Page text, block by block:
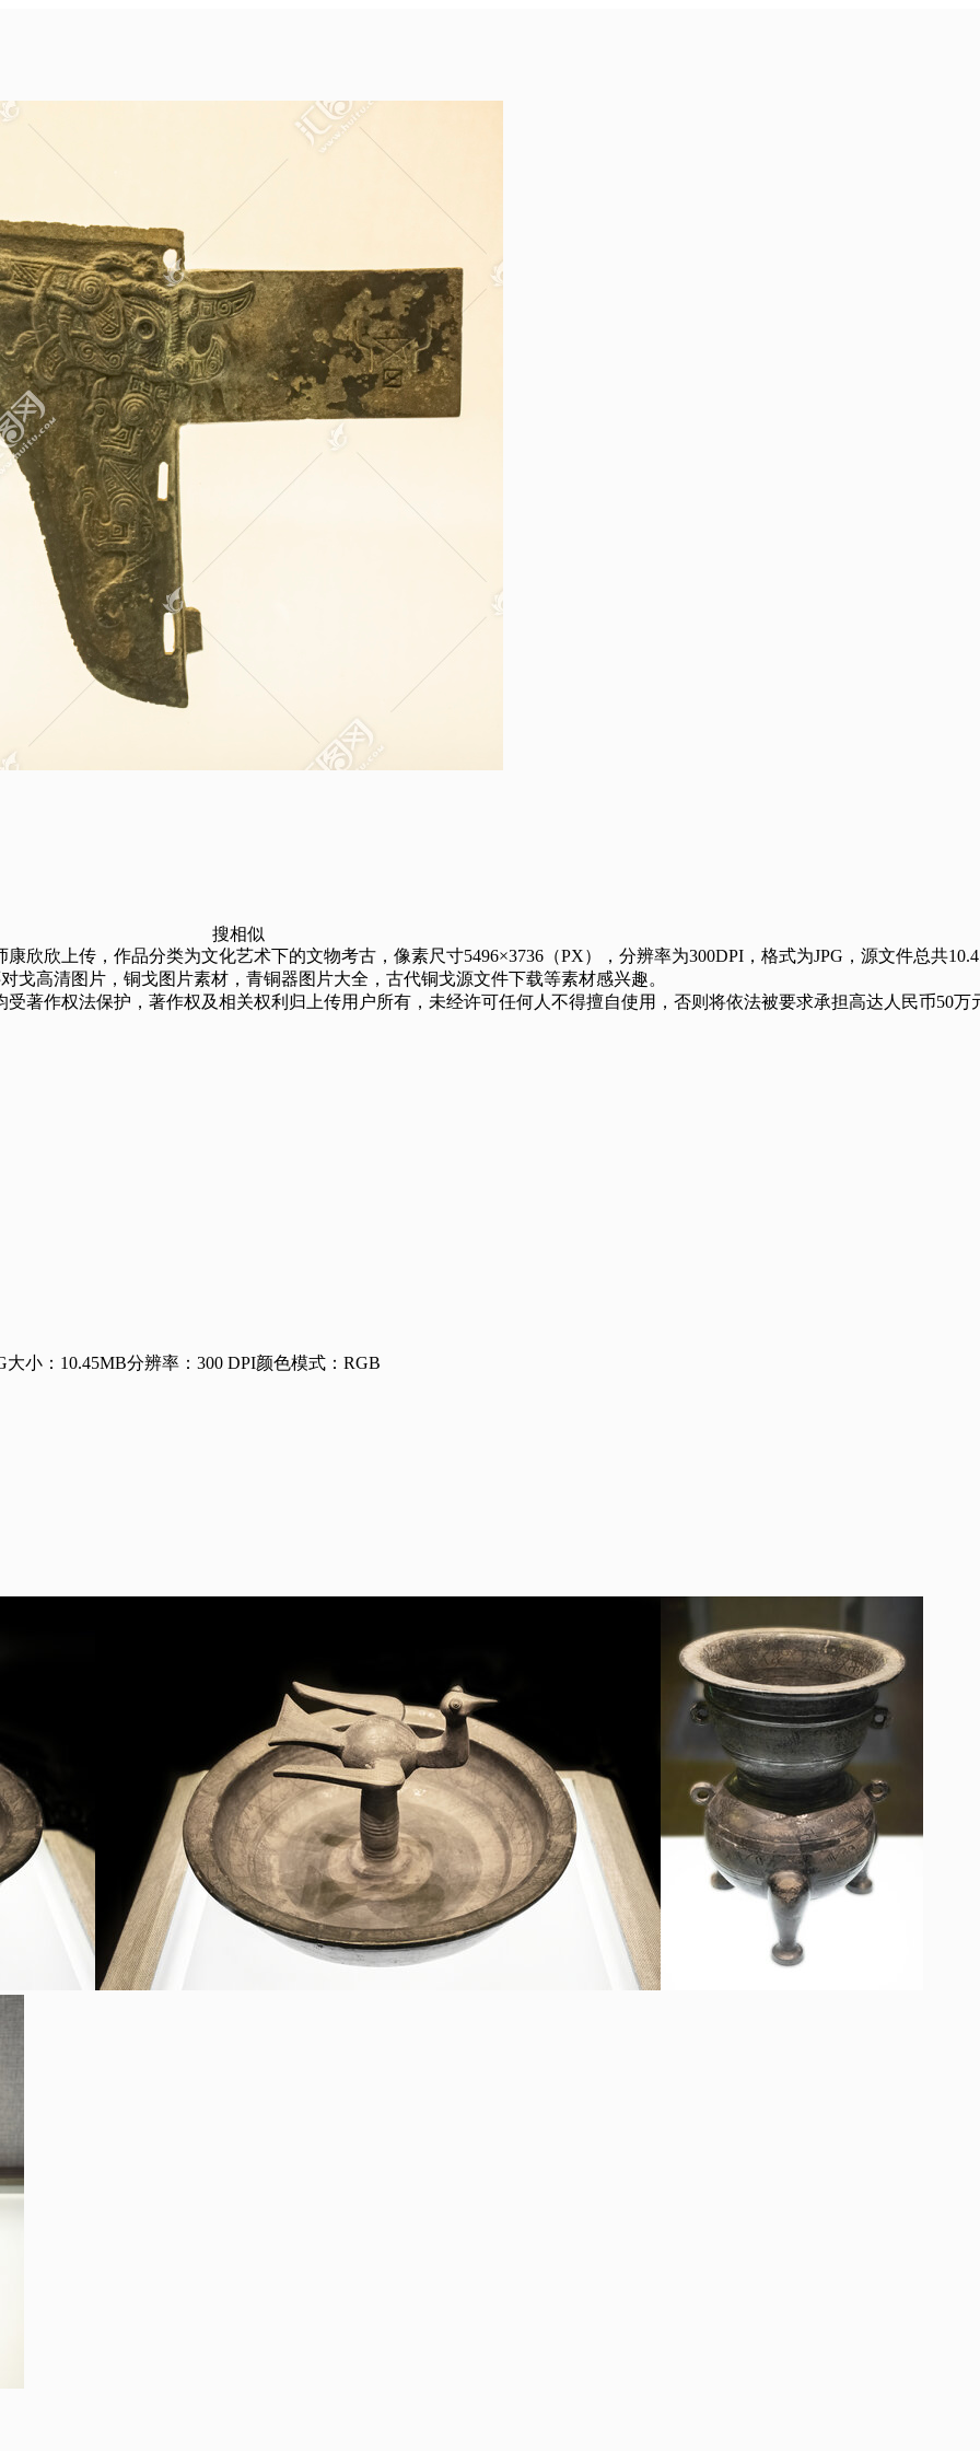
搜相似
欣欣上传，作品分类为文化艺术下的文物考古，像素尺寸5496×3736（PX），分辨率为300DPI，格式为JPG，源文件总共
高清图片，铜戈图片素材，青铜器图片大全，古代铜戈源文件下载等素材感兴趣。
著作权法保护，著作权及相关权利归上传用户所有，未经许可任何人不得擅自使用，否则将依法被要求承担高达人民币50万
大小：10.45MB分辨率：300 DPI颜色模式：RGB